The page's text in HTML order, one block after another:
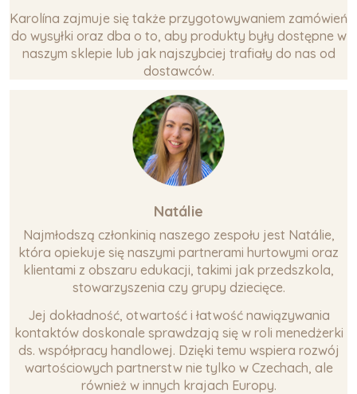
Karolína zajmuje się także przygotowywaniem zamówień
do wysyłki oraz dba o to, aby produkty były dostępne w
naszym sklepie lub jak najszybciej trafiały do nas od
dostawców.
Natálie
Najmłodszą członkinią naszego zespołu jest Natálie,
która opiekuje się naszymi partnerami hurtowymi oraz
klientami z obszaru edukacji, takimi jak przedszkola,
stowarzyszenia czy grupy dziecięce.
Jej dokładność, otwartość i łatwość nawiązywania
kontaktów doskonale sprawdzają się w roli menedżerki
ds. współpracy handlowej. Dzięki temu wspiera rozwój
wartościowych partnerstw nie tylko w Czechach, ale
również w innych krajach Europy.